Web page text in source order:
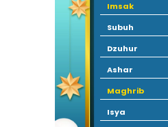
Imsak
Subuh
Dzuhur
Ashar
Maghrib
Isya